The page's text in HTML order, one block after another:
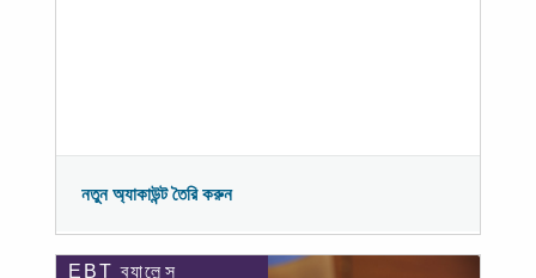
নতুন অ্যাকাউন্ট তৈরি করুন
EBT ব্যালেন্স